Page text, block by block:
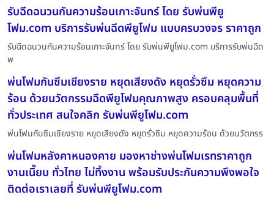
รับฉีดฉนวนกันความร้อนเกาะจันทร์ โดย รับพ่นพียู
โฟม.com บริการรับพ่นฉีดพียูโฟม แบบครบวงจร ราคาถูก
รับฉีดฉนวนกันความร้อนเกาะจันทร์ โดย รับพ่นพียูโฟม.com บริการรับพ่นฉีด
พ
พ่นโฟมกันซึมเชียงราย หยุดเสียงดัง หยุดรั่วซึม หยุดความ
ร้อน ด้วยนวัตกรรมฉีดพียูโฟมคุณภาพสูง ครอบคลุมพื้นที่
ทั่วประเทศ สนใจคลิก รับพ่นพียูโฟม.com
พ่นโฟมกันซึมเชียงราย หยุดเสียงดัง หยุดรั่วซึม หยุดความร้อน ด้วยนวัตกรร
พ่นโฟมหลังคาหนองคาย มองหาช่างพ่นโฟมเรทราคาถูก
งานเนี๊ยบ ทั่วไทย ไม่ทิ้งงาน พร้อมรับประกันความพึงพอใจ
ติดต่อเราเลยที่ รับพ่นพียูโฟม.com